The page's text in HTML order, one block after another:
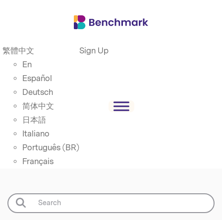
繁體中文
En
Español
Deutsch
简体中文
日本語
Italiano
Português (BR)
Français
Sign Up